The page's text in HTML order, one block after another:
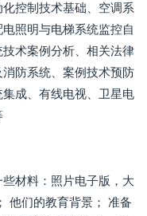
控制技术基础、空调系
照明与电梯系统监控自
术案例分析、相关法律
防系统、案例技术预防
成、有线电视、卫星电
材料：照片电子版，大
他们的教育背景； 准备